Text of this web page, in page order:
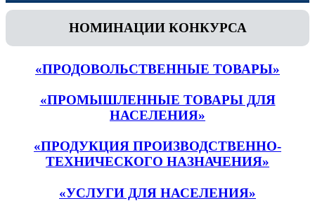
НОМИНАЦИИ КОНКУРСА
«ПРОДОВОЛЬСТВЕННЫЕ ТОВАРЫ»
«ПРОМЫШЛЕННЫЕ ТОВАРЫ ДЛЯ
НАСЕЛЕНИЯ»
«ПРОДУКЦИЯ ПРОИЗВОДСТВЕННО-
ТЕХНИЧЕСКОГО НАЗНАЧЕНИЯ»
«УСЛУГИ ДЛЯ НАСЕЛЕНИЯ»